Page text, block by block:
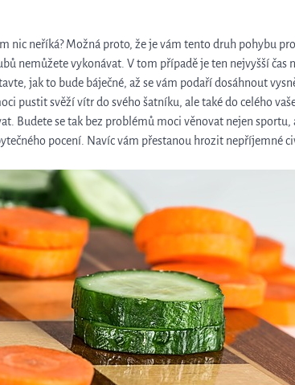
nic neříká? Možná proto, že je vám tento druh pohybu
nemůžete vykonávat. V tom případě je ten nejvyšší čas
jak to bude báječné, až se vám podaří dosáhnout
pustit svěží vítr do svého šatníku, ale také do celého
Budete se tak bez problémů moci věnovat nejen
pocení. Navíc vám přestanou hrozit nepříjemné